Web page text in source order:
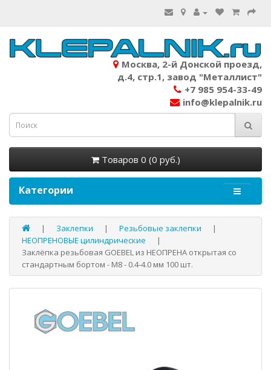
Москва, 2-й Донской проезд,
д.4, стр.1, завод "Металлист"
+7 985 954-33-49
info@klepalnik.ru
Товаров 0 (0 руб.)
Категории
Заклепки
Резьбовые заклепки
НЕОПРЕНОВЫЕ цилиндрические
Заклёпка резьбовая GOEBEL из НЕОПРЕНА открытая со
стандартным бортом - М8 - 0.4-4.0 мм 100 шт.